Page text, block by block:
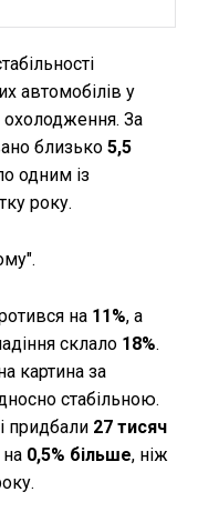
автомобілів у
охолодження. За
близько 5,5
одним із
року.
на 11%, а
склало 18%.
картина за
стабільною.
придбали 27 тисяч
0,5% більше, ніж